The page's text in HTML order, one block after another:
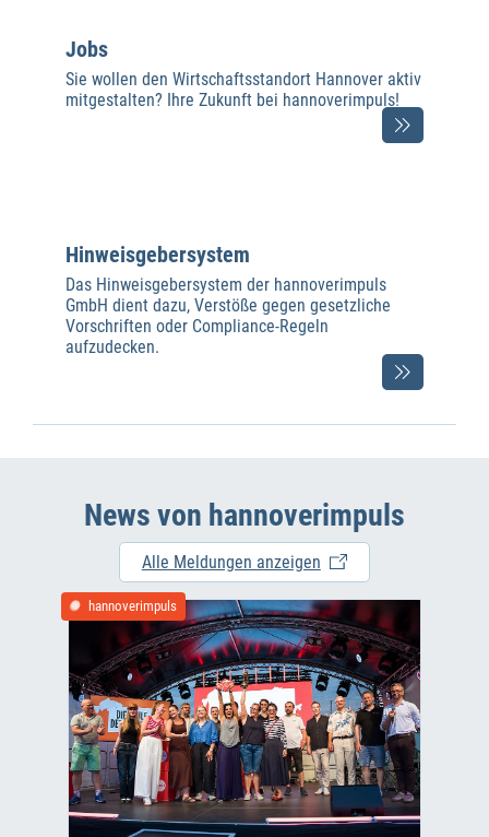
Jobs
Sie wollen den Wirtschaftsstandort Hannover aktiv
mitgestalten? Ihre Zukunft bei hannoverimpuls!
Hinweisgebersystem
Das Hinweisgebersystem der hannoverimpuls
GmbH dient dazu, Verstöße gegen gesetzliche
Vorschriften oder Compliance-Regeln
aufzudecken.
News von hannoverimpuls
Alle Meldungen anzeigen
hannoverimpuls